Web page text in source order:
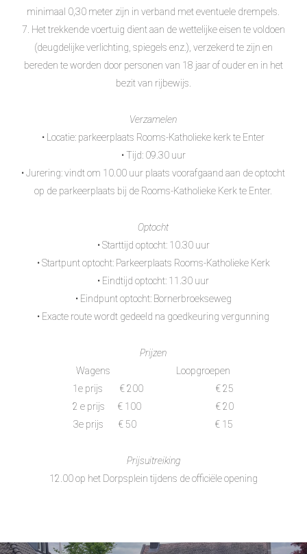
minimaal 0,30 meter zijn in verband met eventuele drempels.
7. Het trekkende voertuig dient aan de wettelijke eisen te voldoen
(deugdelijke verlichting, spiegels enz.), verzekerd te zijn en
bereden te worden door personen van 18 jaar of ouder en in het
bezit van rijbewijs.
Verzamelen
• Locatie: parkeerplaats Rooms-Katholieke kerk te Enter
• Tijd: 09.30 uur
• Jurering: vindt om 10.00 uur plaats voorafgaand aan de optocht
op de parkeerplaats bij de Rooms-Katholieke Kerk te Enter.
Optocht
• Starttijd optocht: 10.30 uur
• Startpunt optocht: Parkeerplaats Rooms-Katholieke Kerk
• Eindtijd optocht: 11.30 uur
• Eindpunt optocht: Bornerbroekseweg
• Exacte route wordt gedeeld na goedkeuring vergunning
Prijzen
Wagens Loopgroepen
1e prijs € 200 € 25
2 e prijs € 100 € 20
3e prijs € 50 € 15
Prijsuitreiking
12.00 op het Dorpsplein tijdens de officiële opening